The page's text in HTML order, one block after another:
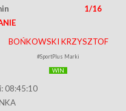
1/16
BOŃKOWSKI KRZYSZTOF
#SportPlus Marki
WIN
08:45:10